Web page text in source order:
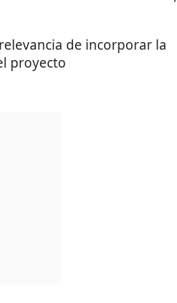
de incorporar la
proyecto